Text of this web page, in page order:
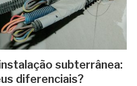
subterrânea:
diferenciais?